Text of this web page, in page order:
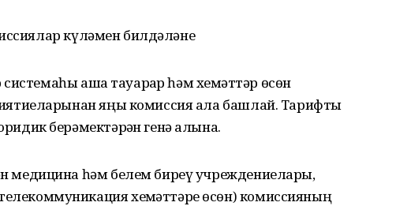
күләмен билдәләне
системаһы аша тауарҙар һәм хеҙмәттәр өсөн
яңы комиссия ала башлай. Тарифты
берәмектәрҙән генә алына.
медицина һәм белем биреү учреждениелары,
хеҙмәттәре өсөн) комиссияның